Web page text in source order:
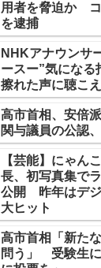
用者を脅迫か
を逮捕
NHKアナウンサ
ースー”気になる
擦れた声に聴こ
高市首相、安倍
関与議員の公認
【芸能】にゃん
長、初写真集で
公開 昨年はデ
大ヒット
高市首相「新た
問う」 受験生